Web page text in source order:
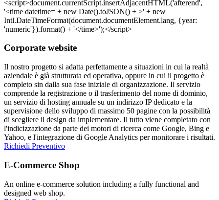
Corporate website
Il nostro progetto si adatta perfettamente a situazioni in cui la realtà
aziendale è già strutturata ed operativa, oppure in cui il progetto è
completo sin dalla sua fase iniziale di organizzazione. Il servizio
comprende la registrazione o il trasferimento del nome di dominio,
un servizio di hosting annuale su un indirizzo IP dedicato e la
supervisione dello sviluppo di massimo 50 pagine con la possibilità
di scegliere il design da implementare. Il tutto viene completato con
l'indicizzazione da parte dei motori di ricerca come Google, Bing e
Yahoo, e l'integrazione di Google Analytics per monitorare i risultati.
Richiedi Preventivo
E-Commerce Shop
An online e-commerce solution including a fully functional and
designed web shop.